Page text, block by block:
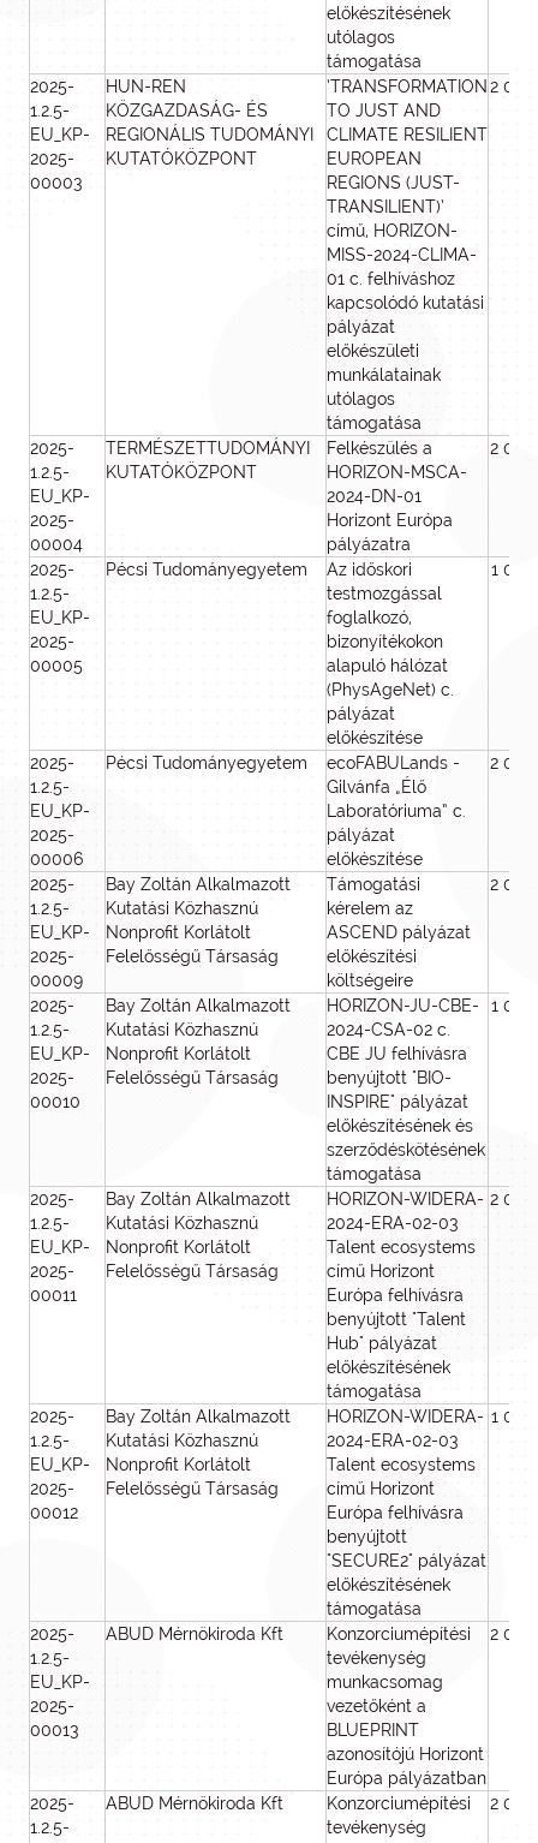
előkészítésének
utólagos
támogatása
2025-
1.2.5-
EU_KP-
2025-
00003
HUN-REN
KÖZGAZDASÁG- ÉS
REGIONÁLIS TUDOMÁNYI
KUTATÓKÖZPONT
’TRANSFORMATION
TO JUST AND
CLIMATE RESILIENT
EUROPEAN
REGIONS (JUST-
TRANSILIENT)’
című, HORIZON-
MISS-2024-CLIMA-
01 c. felhíváshoz
kapcsolódó kutatási
pályázat
előkészületi
munkálatainak
utólagos
támogatása
2
2025-
1.2.5-
EU_KP-
2025-
00004
TERMÉSZETTUDOMÁNYI
KUTATÓKÖZPONT
Felkészülés a
HORIZON-MSCA-
2024-DN-01
Horizont Európa
pályázatra
2
2025-
1.2.5-
EU_KP-
2025-
00005
Pécsi Tudományegyetem
Az időskori
testmozgással
foglalkozó,
bizonyítékokon
alapuló hálózat
(PhysAgeNet) c.
pályázat
előkészítése
1
2025-
1.2.5-
EU_KP-
2025-
00006
Pécsi Tudományegyetem
ecoFABULands -
Gilvánfa „Élő
Laboratóriuma” c.
pályázat
előkészítése
2
2025-
1.2.5-
EU_KP-
2025-
00009
Bay Zoltán Alkalmazott
Kutatási Közhasznú
Nonprofit Korlátolt
Felelősségű Társaság
Támogatási
kérelem az
ASCEND pályázat
előkészítési
költségeire
2
2025-
1.2.5-
EU_KP-
2025-
00010
Bay Zoltán Alkalmazott
Kutatási Közhasznú
Nonprofit Korlátolt
Felelősségű Társaság
HORIZON-JU-CBE-
2024-CSA-02 c.
CBE JU felhívásra
benyújtott "BIO-
INSPIRE" pályázat
előkészítésének és
szerződéskötésének
támogatása
1
2025-
1.2.5-
EU_KP-
2025-
00011
Bay Zoltán Alkalmazott
Kutatási Közhasznú
Nonprofit Korlátolt
Felelősségű Társaság
HORIZON-WIDERA-
2024-ERA-02-03
Talent ecosystems
című Horizont
Európa felhívásra
benyújtott "Talent
Hub" pályázat
előkészítésének
támogatása
2
2025-
1.2.5-
EU_KP-
2025-
00012
Bay Zoltán Alkalmazott
Kutatási Közhasznú
Nonprofit Korlátolt
Felelősségű Társaság
HORIZON-WIDERA-
2024-ERA-02-03
Talent ecosystems
című Horizont
Európa felhívásra
benyújtott
"SECURE2" pályázat
előkészítésének
támogatása
1
2025-
1.2.5-
EU_KP-
2025-
00013
ABUD Mérnökiroda Kft
Konzorciumépítési
tevékenység
munkacsomag
vezetőként a
BLUEPRINT
azonosítójú Horizont
Európa pályázatban
2
2025-
1.2.5-
ABUD Mérnökiroda Kft
Konzorciumépítési
tevékenység
2